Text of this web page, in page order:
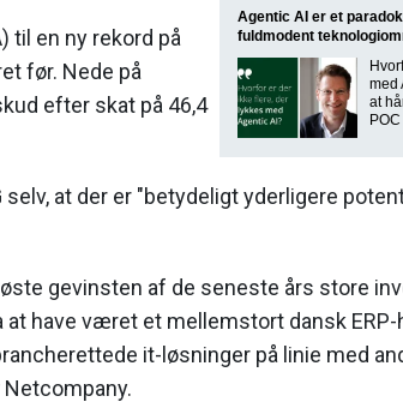
Agentic AI er et
fuldmodent
med
at
til en ny rekord på
før. Nede på
efter skat på 46,4
at der er "betydeligt yderligere
gevinsten af de seneste års store
have været et mellemstort dansk ERP-
it-løsninger på linie med